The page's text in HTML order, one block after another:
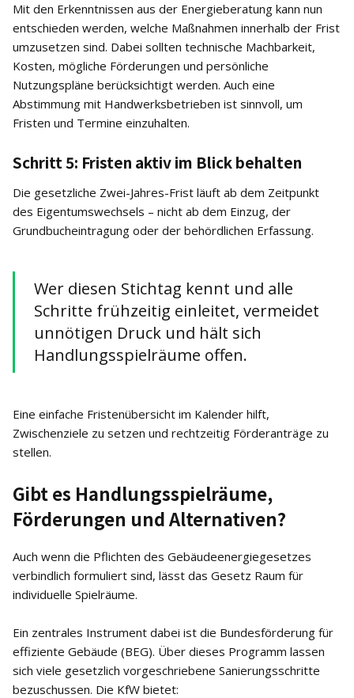
Mit den Erkenntnissen aus der Energieberatung kann nun
entschieden werden, welche Maßnahmen innerhalb der Frist
umzusetzen sind. Dabei sollten technische Machbarkeit,
Kosten, mögliche Förderungen und persönliche
Nutzungspläne berücksichtigt werden. Auch eine
Abstimmung mit Handwerksbetrieben ist sinnvoll, um
Fristen und Termine einzuhalten.
Schritt 5: Fristen aktiv im Blick behalten
Die gesetzliche Zwei-Jahres-Frist läuft ab dem Zeitpunkt
des Eigentumswechsels – nicht ab dem Einzug, der
Grundbucheintragung oder der behördlichen Erfassung.
Wer diesen Stichtag kennt und alle
Schritte frühzeitig einleitet, vermeidet
unnötigen Druck und hält sich
Handlungsspielräume offen.
Eine einfache Fristenübersicht im Kalender hilft,
Zwischenziele zu setzen und rechtzeitig Förderanträge zu
stellen.
Gibt es Handlungsspielräume,
Förderungen und Alternativen?
Auch wenn die Pflichten des Gebäudeenergiegesetzes
verbindlich formuliert sind, lässt das Gesetz Raum für
individuelle Spielräume.
Ein zentrales Instrument dabei ist die Bundesförderung für
effiziente Gebäude (BEG). Über dieses Programm lassen
sich viele gesetzlich vorgeschriebene Sanierungsschritte
bezuschussen. Die KfW bietet: